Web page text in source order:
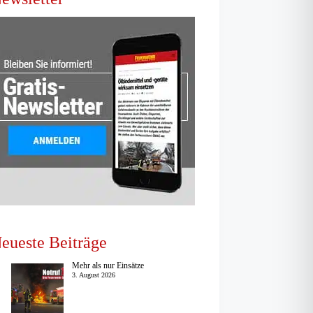
Beiträge
Mehr als nur Einsätze
3. August 2026